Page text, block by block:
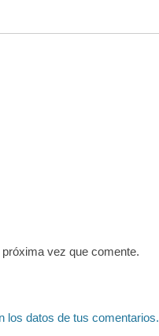
vez que comente.
los datos de tus comentarios.